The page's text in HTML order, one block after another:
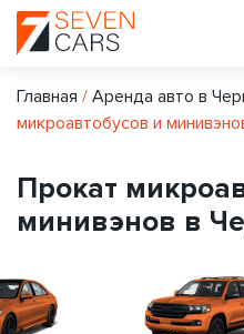
Главная / Аренда авто в
микроавтобусов и
Прокат
минивэнов в